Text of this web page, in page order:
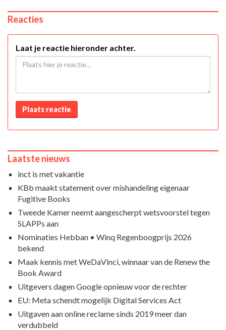
Reacties
Laat je reactie hieronder achter.
Plaats reactie
Laatste nieuws
inct is met vakantie
KBb maakt statement over mishandeling eigenaar
Fugitive Books
Tweede Kamer neemt aangescherpt wetsvoorstel tegen
SLAPPs aan
Nominaties Hebban • Winq Regenboogprijs 2026
bekend
Maak kennis met WeDaVinci, winnaar van de Renew the
Book Award
Uitgevers dagen Google opnieuw voor de rechter
EU: Meta schendt mogelijk Digital Services Act
Uitgaven aan online reclame sinds 2019 meer dan
verdubbeld